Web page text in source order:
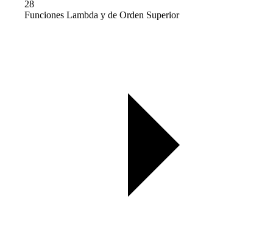
28
Funciones Lambda y de Orden Superior